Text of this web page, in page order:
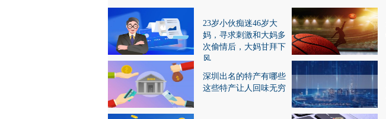
23岁小伙痴迷46岁大
妈，寻求刺激和大妈多
次偷情后，大妈甘拜下
风
深圳出名的特产有哪些
这些特产让人回味无穷